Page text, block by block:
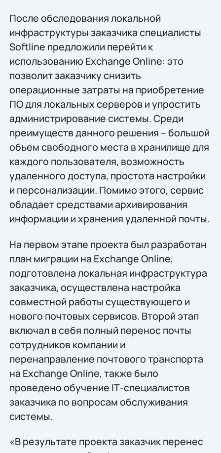
После обследования локальной
инфраструктуры заказчика специалисты
Softline предложили перейти к
использованию Exchange Online: это
позволит заказчику снизить
операционные затраты на приобретение
ПО для локальных серверов и упростить
администрирование системы. Среди
преимуществ данного решения – большой
объем свободного места в хранилище для
каждого пользователя, возможность
удаленного доступа, простота настройки
и персонализации. Помимо этого, сервис
обладает средствами архивирования
информации и хранения удаленной почты.
На первом этапе проекта был разработан
план миграции на Exchange Online,
подготовлена локальная инфраструктура
заказчика, осуществлена настройка
совместной работы существующего и
нового почтовых сервисов. Второй этап
включал в себя полный перенос почты
сотрудников компании и
перенаправление почтового транспорта
на Exchange Online, также было
проведено обучение IТ-специалистов
заказчика по вопросам обслуживания
системы.
«В результате проекта заказчик перенес